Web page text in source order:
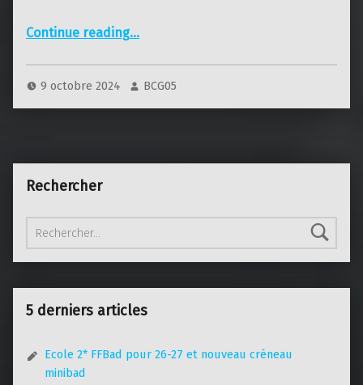
Continue reading“Interclubs – R4 – 1ère journée”
…
9 octobre 2024 BCG05
Rechercher
Rechercher :
5 derniers articles
Ecole 2* FFBad pour 26-27 et nouveau créneau
minibad